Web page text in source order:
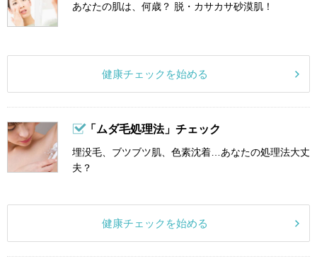
あなたの肌は、何歳？ 脱・カサカサ砂漠肌！
健康チェックを始める
「ムダ毛処理法」チェック
埋没毛、ブツブツ肌、色素沈着…あなたの処理法大丈
夫？
健康チェックを始める